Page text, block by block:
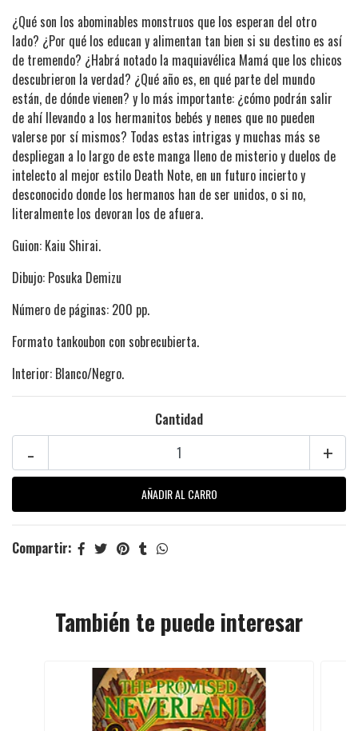
¿Qué son los abominables monstruos que los esperan del otro
lado? ¿Por qué los educan y alimentan tan bien si su destino es así
de tremendo? ¿Habrá notado la maquiavélica Mamá que los chicos
descubrieron la verdad? ¿Qué año es, en qué parte del mundo
están, de dónde vienen? y lo más importante: ¿cómo podrán salir
de ahí llevando a los hermanitos bebés y nenes que no pueden
valerse por sí mismos? Todas estas intrigas y muchas más se
despliegan a lo largo de este manga lleno de misterio y duelos de
intelecto al mejor estilo Death Note, en un futuro incierto y
desconocido donde los hermanos han de ser unidos, o si no,
literalmente los devoran los de afuera.
Guion: Kaiu Shirai.
Dibujo: Posuka Demizu
Número de páginas: 200 pp.
Formato tankoubon con sobrecubierta.
Interior: Blanco/Negro.
Cantidad
+
-
Compartir:
También te puede interesar